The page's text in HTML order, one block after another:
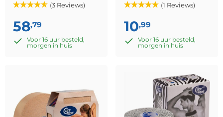
(3 Reviews)
58,79
Voor 16 uur besteld,
morgen in huis
(1 Reviews)
10,99
Voor 16 uur besteld,
morgen in huis